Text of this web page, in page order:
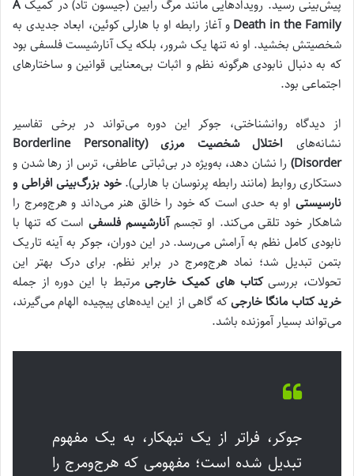
پیش‌بینی رسید. رویدادهایی مانند مرگ رابین (جیسون تاد) در کمیک A
Death in the Family و آغاز رابطه او با هارلی کوئین، ابعاد جدیدی به
شخصیتش بخشید. او نه تنها یک شرور، بلکه یک آنارشیست فلسفی بود
که به دنبال نابودی هرگونه نظم و اثبات بی‌معنایی قوانین و ساختارهای
اجتماعی بود.
از دیدگاه روانشناختی، جوکر این دوره می‌تواند در برخی تفاسیر
نشانه‌های
اختلال شخصیت مرزی (Borderline Personality
Disorder) را نشان دهد، به‌ویژه در بی‌ثباتی عاطفی، ترس از رها شدن و
دستکاری روابط (مانند رابطه پرنوسان با هارلی).خود بزرگ‌بینی افراطی و
نارسیستی او به حدی است که خود را خالق هنر می‌داند و هرج‌ومرج را
شاهکار خود تلقی می‌کند. او تجسمآنارشیسم فلسفیاست که تنها با
نابودی کامل نظم به آرامش می‌رسد. در این دوران، جوکر به آینه تاریک
بتمن تبدیل شد؛ نماد هرج‌ومرج در برابر نظم. برای درک بهتر این
تحولات، بررسیکتاب های کمیک خارجیمرتبط با این دوره از جمله
خرید کتاب مانگا خارجیکه گاهی از این ایده‌های پیچیده الهام می‌گیرند،
می‌تواند بسیار آموزنده باشد.
جوکر، فراتر از یک تبهکار، به یک مفهوم
تبدیل شده است؛ مفهومی که هرج‌ومرج را